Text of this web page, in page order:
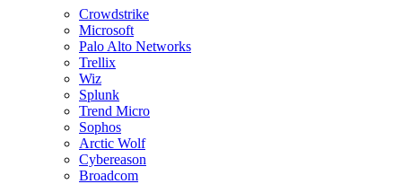
Crowdstrike
Microsoft
Palo Alto Networks
Trellix
Wiz
Splunk
Trend Micro
Sophos
Arctic Wolf
Cybereason
Broadcom